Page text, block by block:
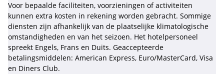
Voor bepaalde faciliteiten, voorzieningen of activiteiten
kunnen extra kosten in rekening worden gebracht. Sommige
diensten zijn afhankelijk van de plaatselijke klimatologische
omstandigheden en van het seizoen. Het hotelpersoneel
spreekt Engels, Frans en Duits. Geaccepteerde
betalingsmiddelen: American Express, Euro/MasterCard, Visa
en Diners Club.